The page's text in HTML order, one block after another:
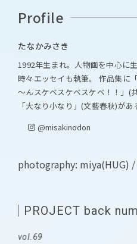
Profile
たなかみさき
1992年生まれ。人物画を中心に
時々エッセイも執筆。 作品集に
～んスケベスケベスケベ！！」(
「大なり小なり」(文藝春秋)があ
@misakinodon
photography: miya(HUG)
PROJECT back
vol.69